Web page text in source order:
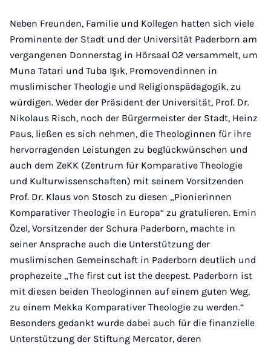
Mail
Neben Freunden, Familie und Kollegen hatten sich viele
Prominente der Stadt und der Universität Paderborn am
vergangenen Donnerstag in Hörsaal O2 versammelt, um
Muna Tatari und Tuba Işık, Promovendinnen in
muslimischer Theologie und Religionspädagogik, zu
würdigen. Weder der Präsident der Universität, Prof. Dr.
Nikolaus Risch, noch der Bürgermeister der Stadt, Heinz
Paus, ließen es sich nehmen, die Theologinnen für ihre
hervorragenden Leistungen zu beglückwünschen und
auch dem ZeKK (Zentrum für Komparative Theologie
und Kulturwissenschaften) mit seinem Vorsitzenden
Prof. Dr. Klaus von Stosch zu diesen „Pionierinnen
Komparativer Theologie in Europa“ zu gratulieren. Emin
Özel, Vorsitzender der Schura Paderborn, machte in
seiner Ansprache auch die Unterstützung der
muslimischen Gemeinschaft in Paderborn deutlich und
prophezeite „The first cut ist the deepest. Paderborn ist
mit diesen beiden Theologinnen auf einem guten Weg,
zu einem Mekka Komparativer Theologie zu werden.“
Besonders gedankt wurde dabei auch für die finanzielle
Unterstützung der Stiftung Mercator, deren